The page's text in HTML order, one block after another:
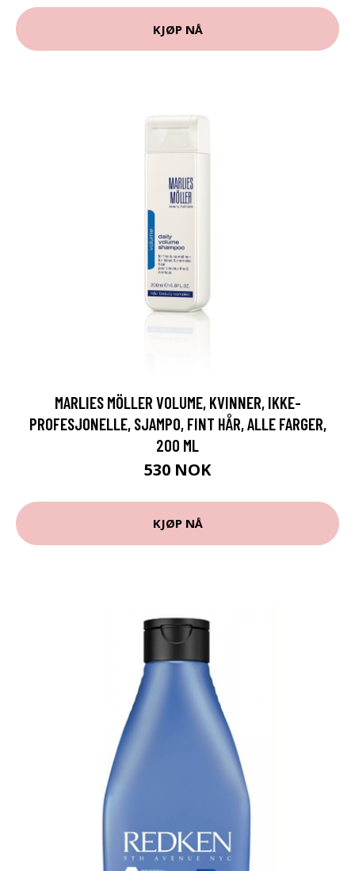
KJØP NÅ
MARLIES MÖLLER VOLUME, KVINNER, IKKE-
PROFESJONELLE, SJAMPO, FINT HÅR, ALLE FARGER,
200 ML
530 NOK
KJØP NÅ